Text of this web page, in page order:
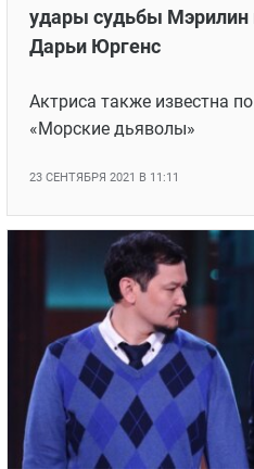
удары судьбы Мэрилин
Дарьи Юргенс
Актриса также известна
«Морские дьяволы»
23 СЕНТЯБРЯ 2021 В 11:11